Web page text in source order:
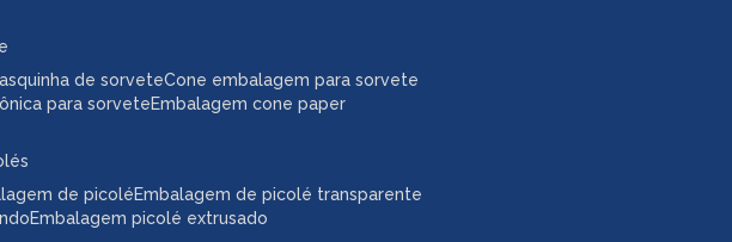
de sorvete
para sorvete
cone embalagem para sorvete
embalagem cone paper
de picolé
embalagem picolé extrusado
embalagem de picolé transparente